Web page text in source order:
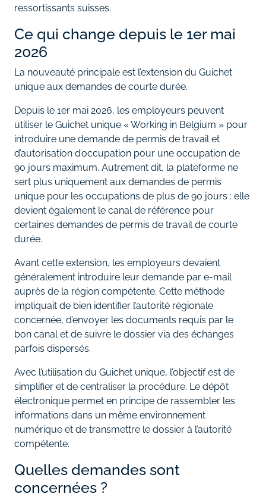
ressortissants suisses.
Ce qui change depuis le 1er mai
2026
La nouveauté principale est l’extension du Guichet
unique aux demandes de courte durée.
Depuis le 1er mai 2026, les employeurs peuvent
utiliser le Guichet unique « Working in Belgium » pour
introduire une demande de permis de travail et
d’autorisation d’occupation pour une occupation de
90 jours maximum. Autrement dit, la plateforme ne
sert plus uniquement aux demandes de permis
unique pour les occupations de plus de 90 jours : elle
devient également le canal de référence pour
certaines demandes de permis de travail de courte
durée.
Avant cette extension, les employeurs devaient
généralement introduire leur demande par e-mail
auprès de la région compétente. Cette méthode
impliquait de bien identifier l’autorité régionale
concernée, d’envoyer les documents requis par le
bon canal et de suivre le dossier via des échanges
parfois dispersés.
Avec l’utilisation du Guichet unique, l’objectif est de
simplifier et de centraliser la procédure. Le dépôt
électronique permet en principe de rassembler les
informations dans un même environnement
numérique et de transmettre le dossier à l’autorité
compétente.
Quelles demandes sont
concernées ?